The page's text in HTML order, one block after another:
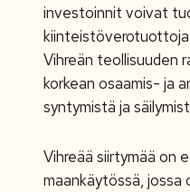
investoinnit voivat
kiinteistöverotuottoja
Vihreän teollisuuden
korkean osaamis- ja
syntymistä ja
Vihreää siirtymää on
maankäytössä,